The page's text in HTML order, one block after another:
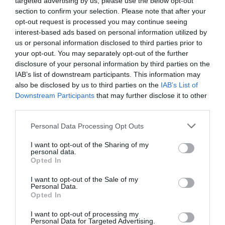
section to confirm your selection. Please note that after your
opt-out request is processed you may continue seeing
interest-based ads based on personal information utilized by
us or personal information disclosed to third parties prior to
your opt-out. You may separately opt-out of the further
disclosure of your personal information by third parties on the
IAB’s list of downstream participants. This information may
also be disclosed by us to third parties on the IAB’s List of
Downstream Participants that may further disclose it to other
Please note that this website/app uses one or more Google
not limited to your visit or usage behaviour. You may click to
grant or deny consent to Google and its third-party tags to
use your data for below specified purposes in below Google
consent section.
Personal Data Processing Opt Outs
I want to opt-out of the Sharing of my
personal data.
Opted In
I want to opt-out of the Sale of my
Personal Data.
Opted In
I want to opt-out of processing my
Personal Data for Targeted Advertising.
Minden nő gardróbjának alapdarabja kell, hogy
legyen egy egyszerű vonalú, fekete ruha, amely a
megfelelő cipővel és kiegészítőkkel szintén remek
választás a színházba és az operába. De az estélyi és
a koktélruhák is sok nő szekrényében
megtalálhatók. Természetesen, ilyen jellegű
ruhában is meg lehet jelenni egy színházi
pedig a színházi előadás nem tűri az ilyen öltözéket.
Mi a helyzet akkor, ha nőként nem vagyunk a
szoknya és ruha hívei? A kosztümnadrág is remek
megjelenhetünk a színházban, ha a megfelelő
inget, blúzt választjuk ahhoz. A selyeming lehet az
egyik alternatíva. A szín voltaképpen bármilyen
lehet, ha a nadrág színe például fekete, barna vagy